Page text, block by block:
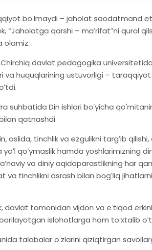
boʻlmaydi – jaholat saodatmand
“Jaholatga qarshi – maʻrifat”ni qurol
olamiz.
davlat pedagogika
va huquqlarining ustuvorligi –
suhbatida Din ishlari bo'yicha
qatnashdi.
aslida, tinchlik va ezgulikni targʻib
qoʻymaslik hamda yoshlarimizning
va diniy aqidaparastlikning har
va tinchlikni asrash bilan bogʻliq
tomonidan vijdon va eʻtiqod
islohotlarga ham toʻxtalib
talabalar oʻzlarini qiziqtirgan